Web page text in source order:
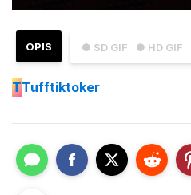
● SD GIF ● HD GIF
OPIS
TTufftiktoker